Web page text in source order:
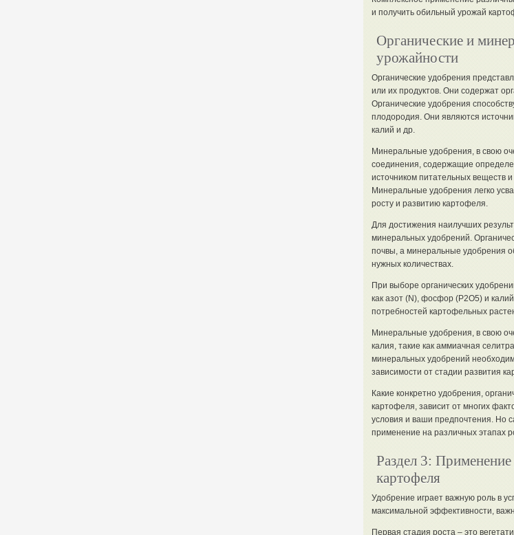
и получить обильный урожай
Органические и
урожайности
Органические удобрения
или их продуктов. Они содержат
Органические удобрения
плодородия. Они являются
калий и др.
Минеральные удобрения, в свою
соединения, содержащие
источником питательных веществ
Минеральные удобрения легко
росту и развитию картофеля.
Для достижения наилучших
минеральных удобрений.
почвы, а минеральные удобрения
нужных количествах.
При выборе органических
как азот (N), фосфор (P2O5) и
потребностей картофельных
Минеральные удобрения, в свою
калия, такие как аммиачная
минеральных удобрений
зависимости от стадии развития
Какие конкретно удобрения,
картофеля, зависит от многих
условия и ваши предпочтения. Но
применение на различных этапах
Раздел 3:
картофеля
Удобрение играет важную роль в
максимальной эффективности,
Первая стадия роста – это